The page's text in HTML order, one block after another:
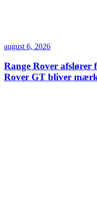
august 6, 2026
Range Rover afslører
Rover GT bliver